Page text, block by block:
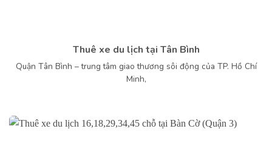
Thuê xe du lịch tại Tân Bình
Quận Tân Bình – trung tâm giao thương sôi động của TP. Hồ Chí
Minh,